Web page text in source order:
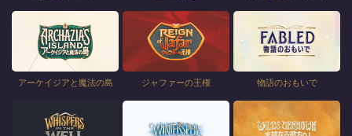
アーケイジアと魔法の島 ジャファーの王権 物語のおもいで